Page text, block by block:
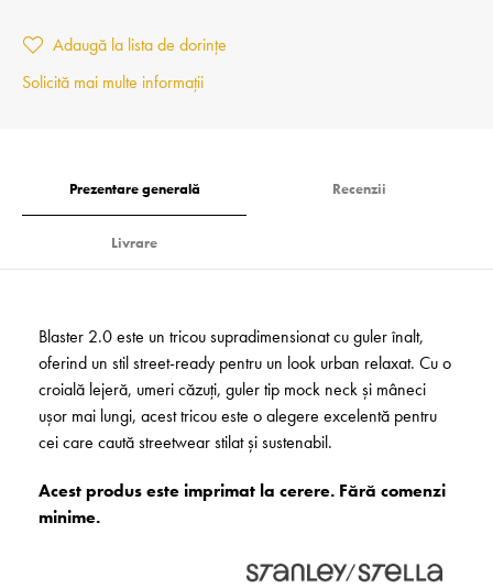
Adaugă la lista de dorințe
Solicită mai multe informații
Prezentare generală Recenzii
Livrare
Blaster 2.0 este un tricou supra­dim­en­sionat cu guler înalt,
oferind un stil street-ready pentru un look urban relaxat. Cu o
croială lejeră, umeri căzuți, guler tip mock neck și mâneci
ușor mai lungi, acest tricou este o alegere excelentă pentru
cei care caută streetwear stilat și sustenabil.­
Acest produs este imprimat la cerere. Fără comenzi
minime.